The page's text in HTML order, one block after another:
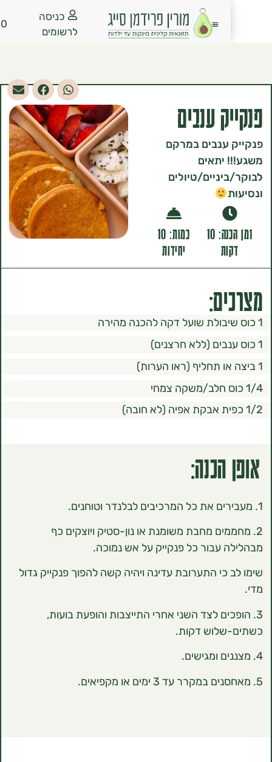
לרשומים
0.00
ענבים
ענבים במרקם
יתאים
טיולים
זמן הכנה: 10
כמות: 10
יחידות
מחבת משומנת או נון-סטיק ויוצקים כף
עבור כל פנקייק על אש נמוכה.
כי התערובת עדינה ויהיה קשה להפוך פנקייק גדול
לצד השני אחרי התייצבות והופעת בועות,
דקות.